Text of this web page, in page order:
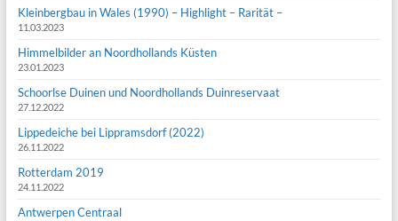
Kleinbergbau in Wales (1990) – Highlight – Rarität –
11.03.2023
Himmelbilder an Noordhollands Küsten
23.01.2023
Schoorlse Duinen und Noordhollands Duinreservaat
27.12.2022
Lippedeiche bei Lippramsdorf (2022)
26.11.2022
Rotterdam 2019
24.11.2022
Antwerpen Centraal